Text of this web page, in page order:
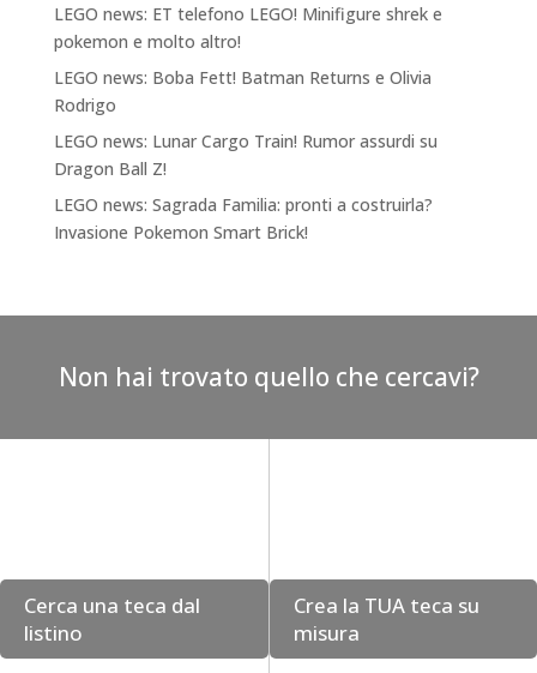
LEGO news: ET telefono LEGO! Minifigure shrek e
pokemon e molto altro!
LEGO news: Boba Fett! Batman Returns e Olivia
Rodrigo
LEGO news: Lunar Cargo Train! Rumor assurdi su
Dragon Ball Z!
LEGO news: Sagrada Familia: pronti a costruirla?
Invasione Pokemon Smart Brick!
Non hai trovato quello che cercavi?
Cerca una teca dal
listino
Crea la TUA teca su
misura